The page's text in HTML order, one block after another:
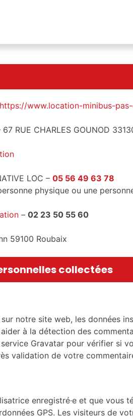
https://www.location-minibus-
67 RUE CHARLES GOUNOD
LOC – 05 56 49 63 78
physique ou une
– 02 23 50 55 60
59100 Roubaix
collectées
notre site web, les données
à la détection des
Gravatar pour vérifier si
validation de votre
enregistré·e et que vous
GPS. Les visiteurs de